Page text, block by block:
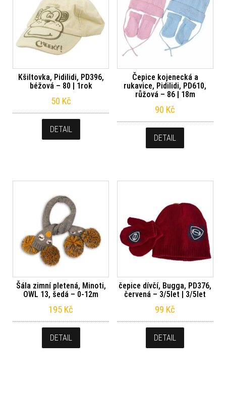
Kšiltovka, Pidilidi, PD396,
béžová – 80 | 1rok
50 Kč
DETAIL
Čepice kojenecká a
rukavice, Pidilidi, PD610,
růžová – 86 | 18m
90 Kč
DETAIL
Šála zimní pletená, Minoti,
OWL 13, šedá – 0-12m
195 Kč
DETAIL
čepice dívčí, Bugga, PD376,
červená – 3/5let | 3/5let
99 Kč
DETAIL